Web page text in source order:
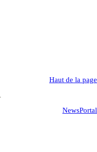
Haut de la page
NewsPortal